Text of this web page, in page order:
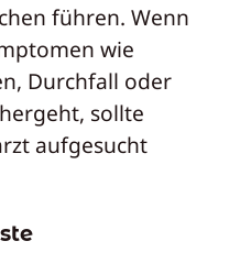
führen. Wenn
wie
Durchfall oder
sollte
aufgesucht